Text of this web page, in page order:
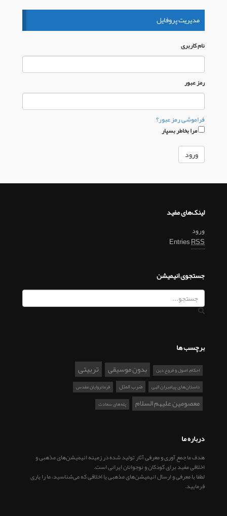
مدیریت پروفایل
نام كاربری
رمز عبور
فراموشی رمز عبور؟
مرا بخاطر بسپار
لینک‌های مفید
ورود
EntriesRSS
جستجوی انیمیشن
برچسب ها
احکام، اصول و فروع دین بدون موسیقی تربیتی
داستان‌های پیامبران الهی ضرب المثل فرمانروایان مقدس
معصومین علیهم السلام پله‌های سعادت
درباره ما
هدف ما جمع آوری و معرفی آثار تولید شده در زمینه انیمیشن‌های مذهبی و
اخلاقی مفید برای کودکان و نوجوانان ایرانی است.
لطفا با معرفی و ارسال انیمیشن‌های مذهبی یا اخلاقی که می‌شناسید، ما را یاری
فرمایید.